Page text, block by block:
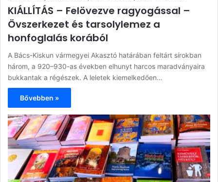
KIÁLLÍTÁS – Felövezve ragyogással –
Övszerkezet és tarsolylemez a
honfoglalás korából
A Bács-Kiskun vármegyei Akasztó határában feltárt sírokban
három, a 920–930-as években elhunyt harcos maradványaira
bukkantak a régészek. A leletek kiemelkedően…
Bővebben »